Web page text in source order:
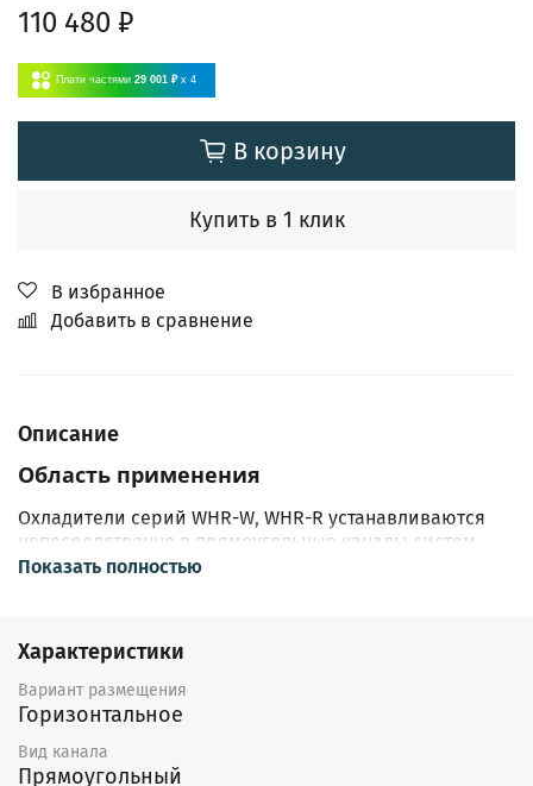
110 480 ₽
Плати частями 29 001 ₽ x 4
В корзину
Купить в 1 клик
В избранное
Добавить в сравнение
Описание
Область применения
Охладители серий WHR-W, WHR-R устанавливаются
непосредственно в прямоугольные каналы систем
приточной вентиляции жилых, общественных и
Описание
Корпуса воздухоохладителей серий WHR-W и WHR-R
изготовлены из оцинкованного стального листа.
Теплообменник выполнен из медных труб с
Показать полностью
Характеристики
Вариант размещения
Горизонтальное
Вид канала
Прямоугольный